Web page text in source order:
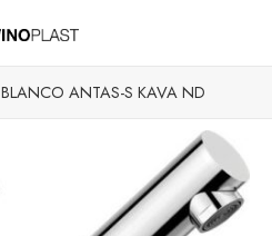
BLANCO ANTAS-S KAVA ND